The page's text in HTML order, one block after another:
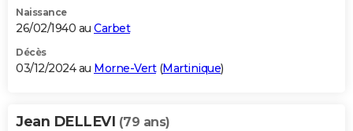
Naissance
26/02/1940 au Carbet
Décès
03/12/2024 au Morne-Vert(Martinique)
Jean DELLEVI (79 ans)